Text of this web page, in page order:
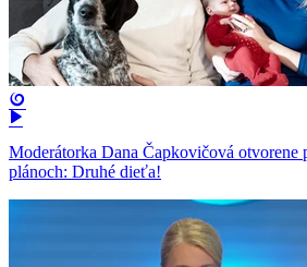
Moderátorka Dana Čapkovičová otvorene
plánoch: Druhé dieťa!